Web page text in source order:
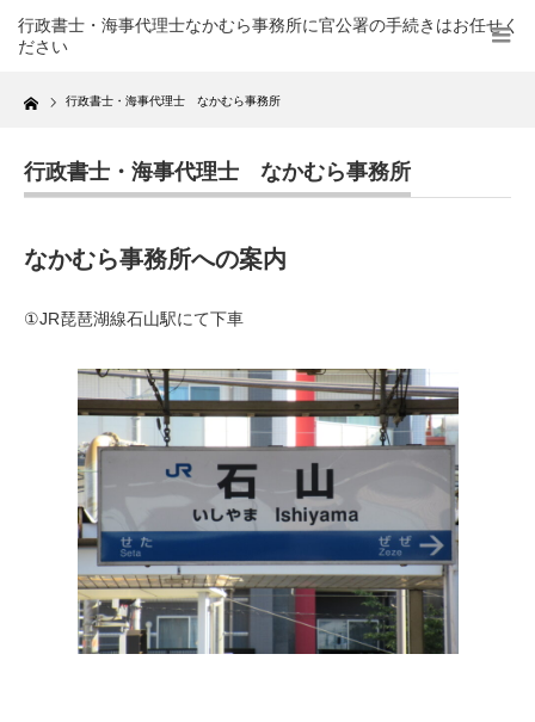
行政書士・海事代理士なかむら事務所に官公署の手続きはお任せく
ださい
Home 行政書士・海事代理士 なかむら事務所
行政書士・海事代理士 なかむら事務所
なかむら事務所への案内
①JR琵琶湖線石山駅にて下車